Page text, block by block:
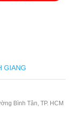
GIANG
Bình Tân, TP. HCM